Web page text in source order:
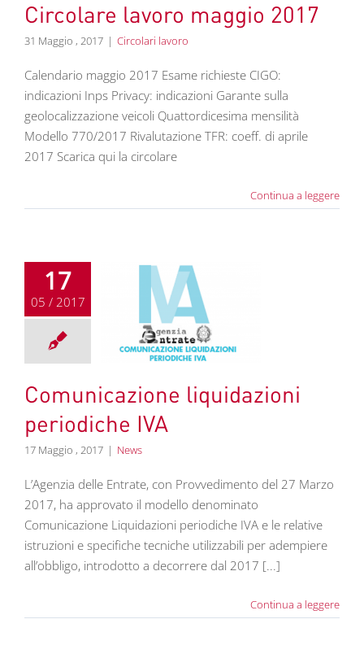
Circolare lavoro maggio 2017
31 Maggio , 2017 | Circolari lavoro
Calendario maggio 2017 Esame richieste CIGO:
indicazioni Inps Privacy: indicazioni Garante sulla
geolocalizzazione veicoli Quattordicesima mensilità
Modello 770/2017 Rivalutazione TFR: coeff. di aprile
2017 Scarica qui la circolare
Continua a leggere
17
05 / 2017
periodiche
Comunicazione liquidazioni
periodiche IVA
17 Maggio , 2017 | News
L’Agenzia delle Entrate, con Provvedimento del 27 Marzo
2017, ha approvato il modello denominato
Comunicazione Liquidazioni periodiche IVA e le relative
istruzioni e specifiche tecniche utilizzabili per adempiere
all’obbligo, introdotto a decorrere dal 2017 [...]
Continua a leggere